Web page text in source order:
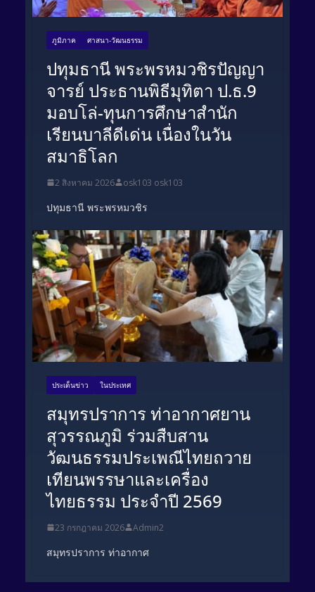
ภูมิภาค ศาสนา-วัฒนธรรม
ปทุมธานี พระพรหมวชิรปัญญา
จารย์ ประธานพิธีมุทิตา ป.ธ.9
มอบโล่-ทุนการศึกษาสำนัก
เรียนบาลีดีเด่น เนื่องในวัน
สมาธิโลก
2 สิงหาคม 2026 osk103 osk103
ปทุมธานี พระพรหมวชิร
ประเด็นข่าว ในประเทศ
สมุทรปราการ ท่าอากาศยาน
สุวรรณภูมิ ร่วมสืบสาน
วัฒนธรรมประเพณีไทยถวาย
เทียนพรรษาและเครื่อง
ไทยธรรม ประจำปี 2569
23 กรกฎาคม 2026 Admin2
สมุทรปราการ ท่าอากาศ